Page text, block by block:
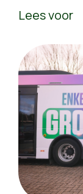
Lees voor